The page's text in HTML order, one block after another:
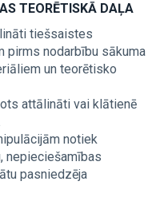
TEORĒTISKĀ DAĻA
tiešsaistes
pirms nodarbību sākuma
un teorētisko
attālināti vai klātienē
notiek
nepieciešamības
pasniedzēja